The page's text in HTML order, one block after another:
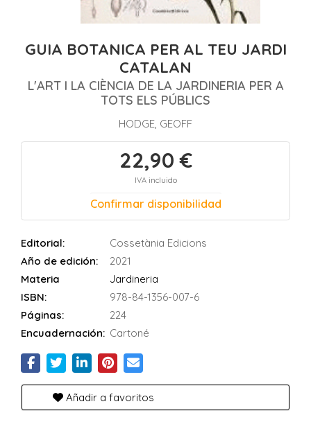
GUIA BOTANICA PER AL TEU JARDI
CATALAN
L'ART I LA CIÈNCIA DE LA JARDINERIA PER A
TOTS ELS PÚBLICS
HODGE, GEOFF
22,90 €
IVA incluido
Confirmar disponibilidad
Editorial:
Cossetània Edicions
Año de edición:
2021
Materia
Jardineria
ISBN:
978-84-1356-007-6
Páginas:
224
Encuadernación: Cartoné
Añadir a favoritos